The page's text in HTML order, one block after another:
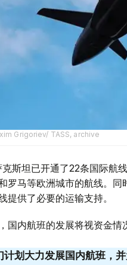
Grigoriev/ TASS, archive
斯坦已开通了22条国际航
罗马等欧洲城市的航线。
提供了必要的运输支持。
国内航班的发展将视资金情
计划大力发展国内航班，